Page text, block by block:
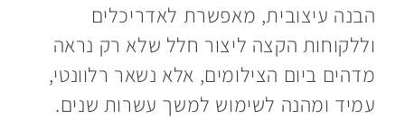
הבנה עיצובית, מאפשרת לאדריכלים
וללקוחות הקצה ליצור חלל שלא רק נראה
מדהים ביום הצילומים, אלא נשאר רלוונטי,
עמיד ומהנה לשימוש למשך עשרות שנים.